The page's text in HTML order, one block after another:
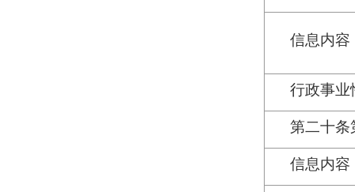
信息内容
行政事业
第二十条
信息内容